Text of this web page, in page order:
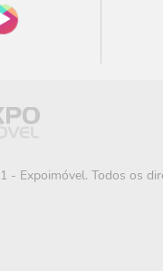
- Expoimóvel. Todos os